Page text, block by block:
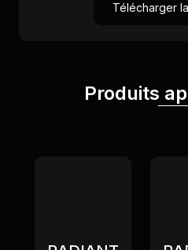
Télécharger
Produits